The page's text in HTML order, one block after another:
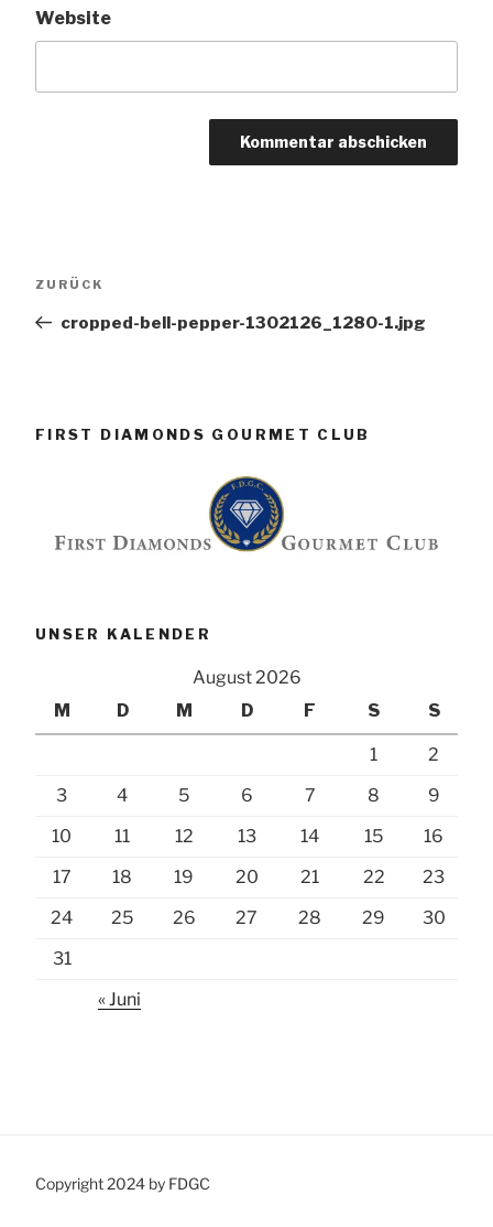
Website
Vorheriger
ZURÜCK
cropped-bell-pepper-1302126_1280-1.jpg
FIRST DIAMONDS GOURMET CLUB
UNSER KALENDER
August 2026
M
D M D F S S
1
2
3
4 5 6 7 8
9
10
11 12 13 14 15
16
17
18 19 20 21 22
23
24
25 26 27 28 29
30
31
« Juni
Copyright 2024 by FDGC